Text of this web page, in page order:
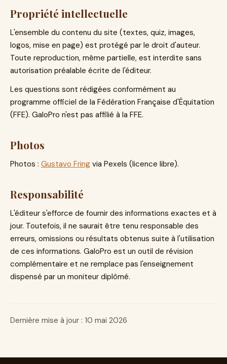
Propriété intellectuelle
L'ensemble du contenu du site (textes, quiz, images,
logos, mise en page) est protégé par le droit d'auteur.
Toute reproduction, même partielle, est interdite sans
autorisation préalable écrite de l'éditeur.
Les questions sont rédigées conformément au
programme officiel de la Fédération Française d'Équitation
(FFE). GaloPro n'est pas affilié à la FFE.
Photos
Photos : Gustavo Fring via Pexels (licence libre).
Responsabilité
L'éditeur s'efforce de fournir des informations exactes et à
jour. Toutefois, il ne saurait être tenu responsable des
erreurs, omissions ou résultats obtenus suite à l'utilisation
de ces informations. GaloPro est un outil de révision
complémentaire et ne remplace pas l'enseignement
dispensé par un moniteur diplômé.
Dernière mise à jour : 10 mai 2026